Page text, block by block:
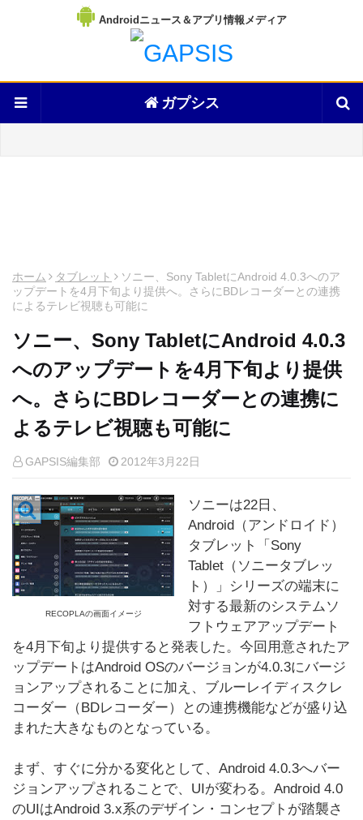
Androidニュース＆アプリ情報メディア
ガプシス
ホーム タブレット
ソニー、Sony TabletにAndroid 4.0.3へのア
ップデートを4月下旬より提供へ。さらにBDレコーダーとの連携
によるテレビ視聴も可能に
ソニー、Sony TabletにAndroid 4.0.3
へのアップデートを4月下旬より提供
へ。さらにBDレコーダーとの連携に
よるテレビ視聴も可能に
GAPSIS編集部 2012年3月22日
RECOPLAの画面イメージ
ソニーは22日、
Android（アンドロイド）
タブレット「Sony
Tablet（ソニータブレッ
ト）」シリーズの端末に
対する最新のシステムソ
フトウェアアップデート
を4月下旬より提供すると発表した。今回用意されたア
ップデートはAndroid OSのバージョンが4.0.3にバージ
ョンアップされることに加え、ブルーレイディスクレ
コーダー（BDレコーダー）との連携機能などが盛り込
まれた大きなものとなっている。
まず、すぐに分かる変化として、Android 4.0.3へバー
ジョンアップされることで、UIが変わる。Android 4.0
のUIはAndroid 3.x系のデザイン・コンセプトが踏襲さ